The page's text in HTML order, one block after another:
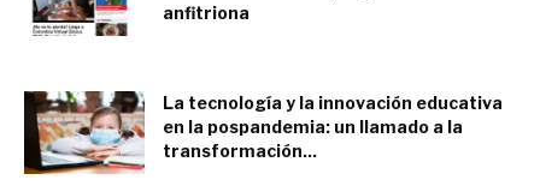
anfitriona
La tecnología y la innovación educativa
en la pospandemia: un llamado a la
transformación...